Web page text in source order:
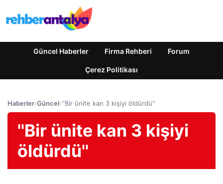
Güncel Haberler Firma Rehberi Forum
Çerez Politikası
Haberler›Güncel›''Bir ünite kan 3 kişiyi öldürdü''
''Bir ünite kan 3 kişiyi
öldürdü''